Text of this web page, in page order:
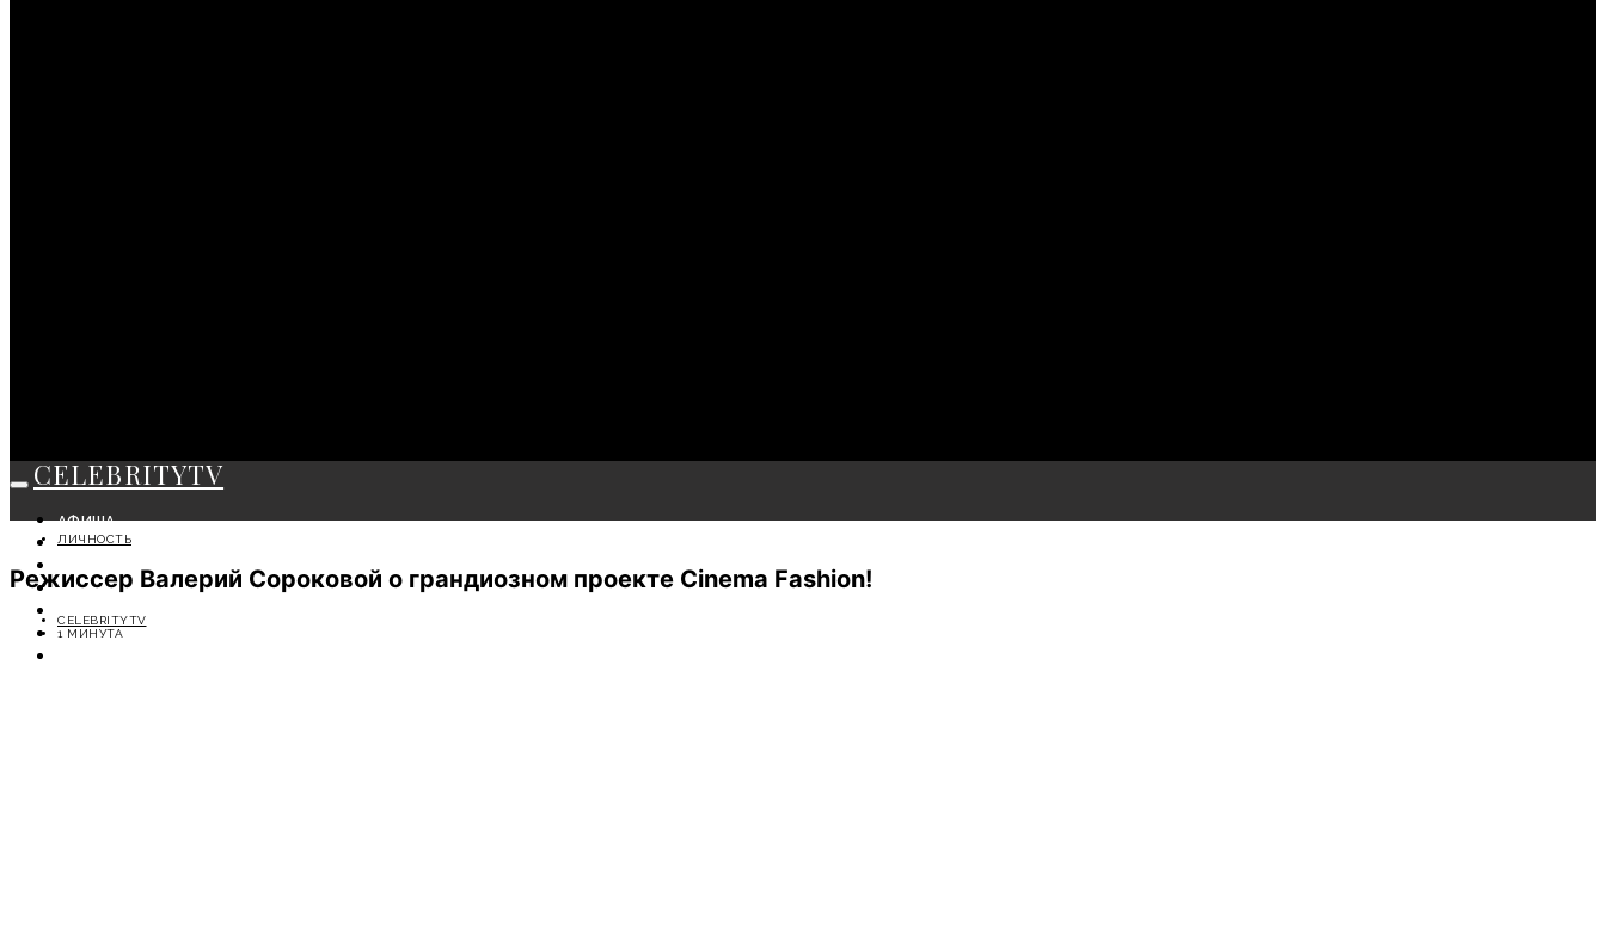
CELEBRITYTV
АФИША
СОБЫТИЯ
МОДА
ЛИЧНОСТЬ
ОТДЫХ
ЛИЧНОСТЬ
Режиссер Валерий Сороковой о грандиозном проекте Cinema Fashion!
CELEBRITYTV
1 МИНУТА